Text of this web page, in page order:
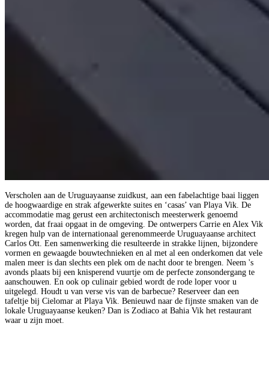
Verscholen aan de Uruguayaanse zuidkust, aan een fabelachtige baai liggen
de hoogwaardige en strak afgewerkte suites en ‘casas’ van Playa Vik. De
accommodatie mag gerust een architectonisch meesterwerk genoemd
worden, dat fraai opgaat in de omgeving. De ontwerpers Carrie en Alex Vik
kregen hulp van de internationaal gerenommeerde Uruguayaanse architect
Carlos Ott. Een samenwerking die resulteerde in strakke lijnen, bijzondere
vormen en gewaagde bouwtechnieken en al met al een onderkomen dat vele
malen meer is dan slechts een plek om de nacht door te brengen. Neem 's
avonds plaats bij een knisperend vuurtje om de perfecte zonsondergang te
aanschouwen. En ook op culinair gebied wordt de rode loper voor u
uitgelegd. Houdt u van verse vis van de barbecue? Reserveer dan een
tafeltje bij Cielomar at Playa Vik. Benieuwd naar de fijnste smaken van de
lokale Uruguayaanse keuken? Dan is Zodiaco at Bahia Vik het restaurant
waar u zijn moet.